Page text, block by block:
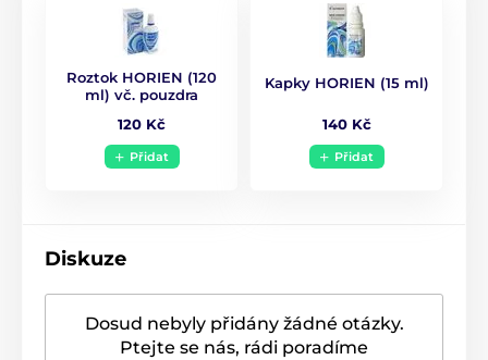
Roztok HORIEN (120
ml) vč. pouzdra
120 Kč
Přidat
Kapky HORIEN (15 ml)
140 Kč
Přidat
Diskuze
Dosud nebyly přidány žádné otázky.
Ptejte se nás, rádi poradíme